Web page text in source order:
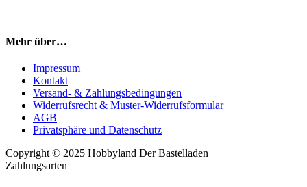
Mehr über…
Impressum
Kontakt
Versand- & Zahlungsbedingungen
Widerrufsrecht & Muster-Widerrufsformular
AGB
Privatsphäre und Datenschutz
Copyright © 2025 Hobbyland Der Bastelladen
Zahlungsarten